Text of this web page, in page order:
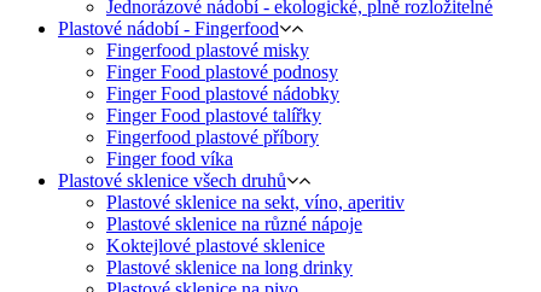
Jednorázové nádobí - ekologické, plně rozložitelné
Plastové nádobí - Fingerfood
Fingerfood plastové misky
Finger Food plastové podnosy
Finger Food plastové nádobky
Finger Food plastové talířky
Fingerfood plastové příbory
Finger food víka
Plastové sklenice všech druhů
Plastové sklenice na sekt, víno, aperitiv
Plastové sklenice na různé nápoje
Koktejlové plastové sklenice
Plastové sklenice na long drinky